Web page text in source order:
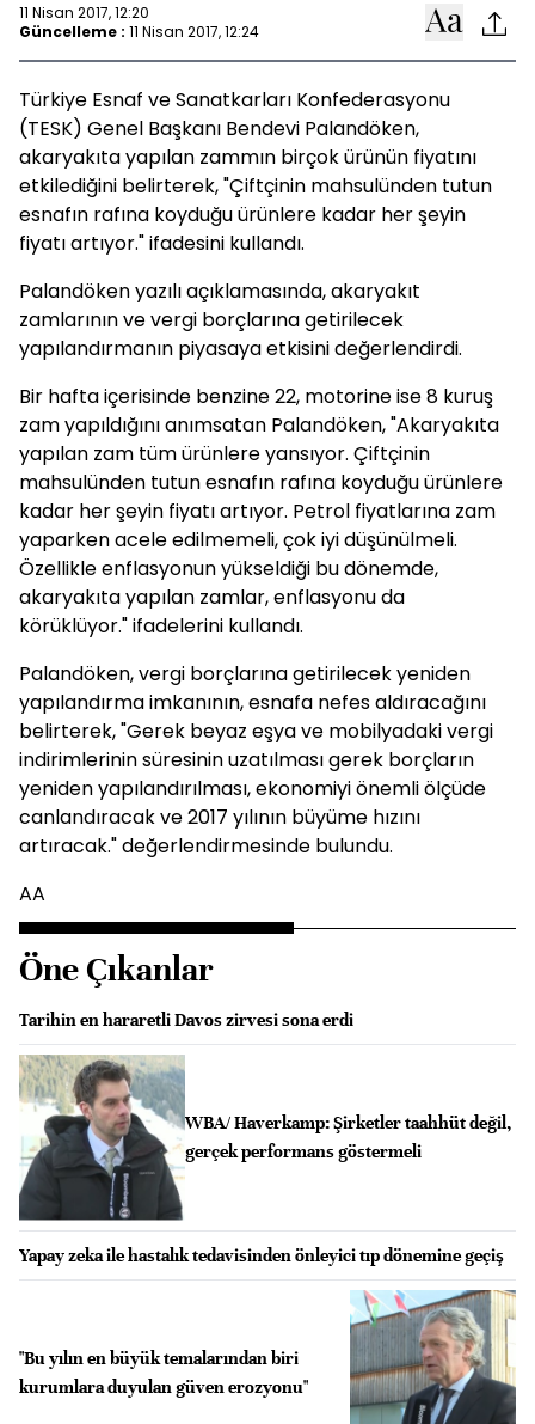
11 Nisan 2017, 12:20
Güncelleme : 11 Nisan 2017, 12:24
Türkiye Esnaf ve Sanatkarları Konfederasyonu
(TESK) Genel Başkanı Bendevi Palandöken,
akaryakıta yapılan zammın birçok ürünün fiyatını
etkilediğini belirterek, "Çiftçinin mahsulünden tutun
esnafın rafına koyduğu ürünlere kadar her şeyin
fiyatı artıyor." ifadesini kullandı.
Palandöken yazılı açıklamasında, akaryakıt
zamlarının ve vergi borçlarına getirilecek
yapılandırmanın piyasaya etkisini değerlendirdi.
Bir hafta içerisinde benzine 22, motorine ise 8 kuruş
zam yapıldığını anımsatan Palandöken, "Akaryakıta
yapılan zam tüm ürünlere yansıyor. Çiftçinin
mahsulünden tutun esnafın rafına koyduğu ürünlere
kadar her şeyin fiyatı artıyor. Petrol fiyatlarına zam
yaparken acele edilmemeli, çok iyi düşünülmeli.
Özellikle enflasyonun yükseldiği bu dönemde,
akaryakıta yapılan zamlar, enflasyonu da
körüklüyor." ifadelerini kullandı.
Palandöken, vergi borçlarına getirilecek yeniden
yapılandırma imkanının, esnafa nefes aldıracağını
belirterek, "Gerek beyaz eşya ve mobilyadaki vergi
indirimlerinin süresinin uzatılması gerek borçların
yeniden yapılandırılması, ekonomiyi önemli ölçüde
canlandıracak ve 2017 yılının büyüme hızını
artıracak." değerlendirmesinde bulundu.
AA
Öne Çıkanlar
Tarihin en hararetli Davos zirvesi sona erdi
WBA/ Haverkamp: Şirketler taahhüt değil,
gerçek performans göstermeli
Yapay zeka ile hastalık tedavisinden önleyici tıp dönemine geçiş
"Bu yılın en büyük temalarından biri
kurumlara duyulan güven erozyonu"